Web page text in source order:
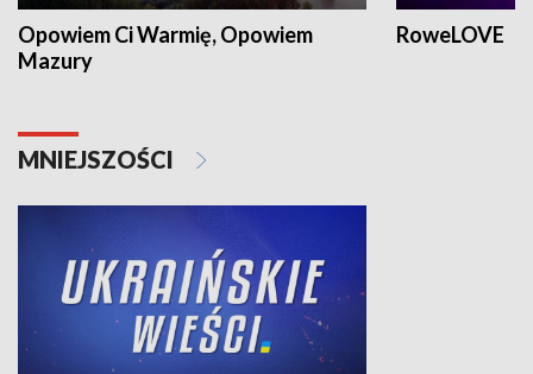
Opowiem Ci Warmię, Opowiem
Mazury
RoweLOVE
MNIEJSZOŚCI